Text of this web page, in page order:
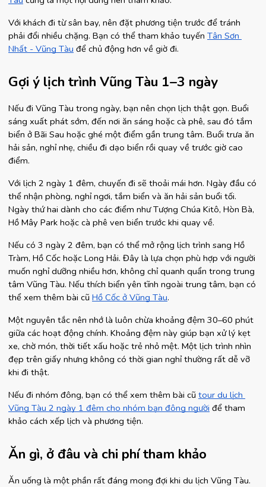
Với khách đi từ sân bay, nên đặt phương tiện trước để tránh
phải đổi nhiều chặng. Bạn có thể tham khảo tuyến Tân Sơn
Nhất - Vũng Tàu để chủ động hơn về giờ đi.
Gợi ý lịch trình Vũng Tàu 1–3 ngày
Nếu đi Vũng Tàu trong ngày, bạn nên chọn lịch thật gọn. Buổi
sáng xuất phát sớm, đến nơi ăn sáng hoặc cà phê, sau đó tắm
biển ở Bãi Sau hoặc ghé một điểm gần trung tâm. Buổi trưa ăn
hải sản, nghỉ nhẹ, chiều đi dạo biển rồi quay về trước giờ cao
điểm.
Với lịch 2 ngày 1 đêm, chuyến đi sẽ thoải mái hơn. Ngày đầu có
thể nhận phòng, nghỉ ngơi, tắm biển và ăn hải sản buổi tối.
Ngày thứ hai dành cho các điểm như Tượng Chúa Kitô, Hòn Bà,
Hồ Mây Park hoặc cà phê ven biển trước khi quay về.
Nếu có 3 ngày 2 đêm, bạn có thể mở rộng lịch trình sang Hồ
Tràm, Hồ Cốc hoặc Long Hải. Đây là lựa chọn phù hợp với người
muốn nghỉ dưỡng nhiều hơn, không chỉ quanh quẩn trong trung
tâm Vũng Tàu. Nếu thích biển yên tĩnh ngoài trung tâm, bạn có
thể xem thêm bài cũ Hồ Cốc ở Vũng Tàu.
Một nguyên tắc nên nhớ là luôn chừa khoảng đệm 30–60 phút
giữa các hoạt động chính. Khoảng đệm này giúp bạn xử lý kẹt
xe, chờ món, thời tiết xấu hoặc trẻ nhỏ mệt. Một lịch trình nhìn
đẹp trên giấy nhưng không có thời gian nghỉ thường rất dễ vỡ
khi đi thật.
Nếu đi nhóm đông, bạn có thể xem thêm bài cũ tour du lịch
Vũng Tàu 2 ngày 1 đêm cho nhóm bạn đông người để tham
khảo cách xếp lịch và phương tiện.
Ăn gì, ở đâu và chi phí tham khảo
Ăn uống là một phần rất đáng mong đợi khi du lịch Vũng Tàu.